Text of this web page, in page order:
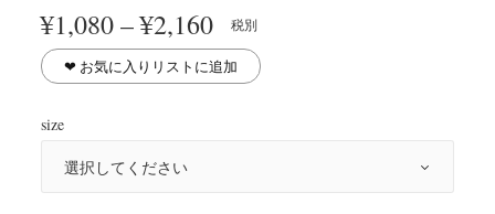
¥1,080 –¥2,160価格
帯:
¥1,080
税別
❤︎ お気に入りリストに追加
size